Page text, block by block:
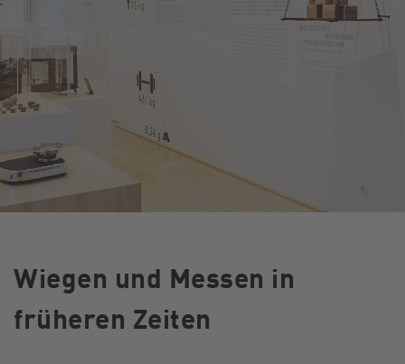
Wiegen und Messen in
früheren Zeiten